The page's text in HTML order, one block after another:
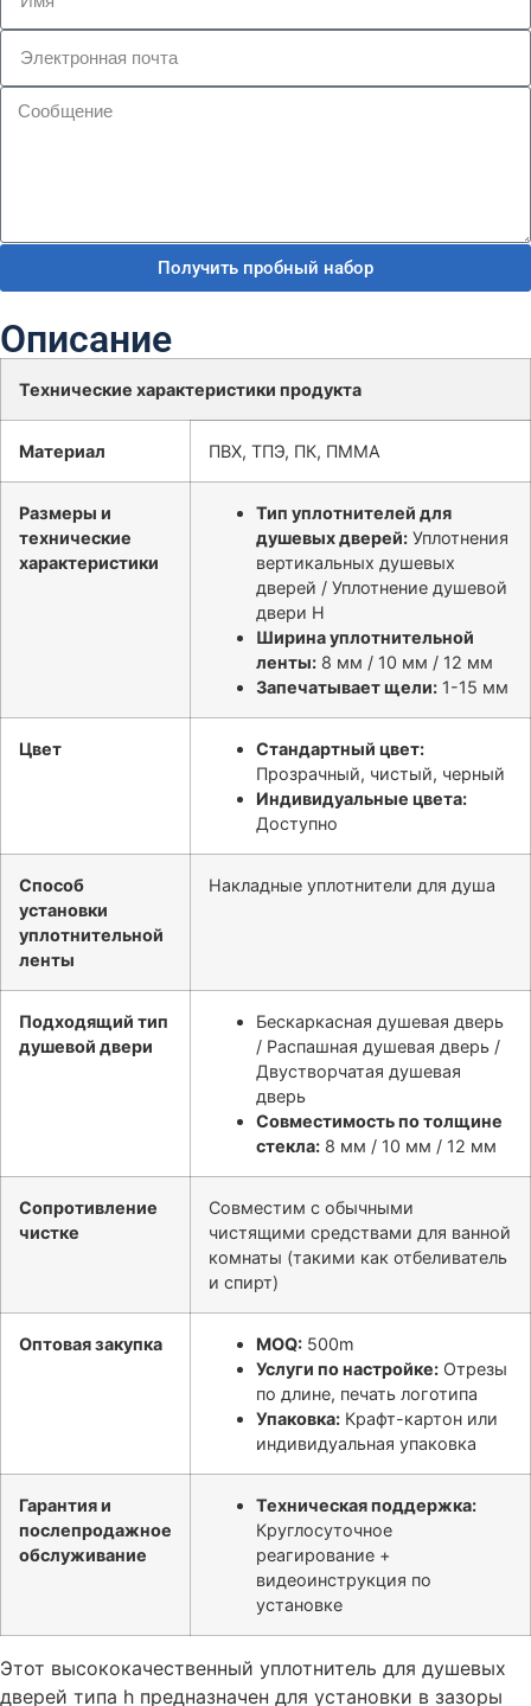
Получить пробный набор
Описание
Технические характеристики продукта
Материал ПВХ, ТПЭ, ПК, ПММА
Размеры и
технические
характеристики
Тип уплотнителей для
душевых дверей: Уплотнения
вертикальных душевых
дверей / Уплотнение душевой
двери H
Ширина уплотнительной
ленты: 8 мм / 10 мм / 12 мм
Запечатывает щели: 1-15 мм
Цвет
Стандартный цвет:
Прозрачный, чистый, черный
Индивидуальные цвета:
Доступно
Способ
установки
уплотнительной
ленты
Накладные уплотнители для душа
Подходящий тип
душевой двери
Бескаркасная душевая дверь
/ Распашная душевая дверь /
Двустворчатая душевая
дверь
Совместимость по толщине
стекла: 8 мм / 10 мм / 12 мм
Сопротивление
чистке
Совместим с обычными
чистящими средствами для ванной
комнаты (такими как отбеливатель
и спирт)
Оптовая закупка MOQ: 500m
Услуги по настройке: Отрезы
по длине, печать логотипа
Упаковка: Крафт-картон или
индивидуальная упаковка
Гарантия и
послепродажное
обслуживание
Техническая поддержка:
Круглосуточное
реагирование +
видеоинструкция по
установке
Этот высококачественный уплотнитель для душевых
дверей типа h предназначен для установки в зазоры